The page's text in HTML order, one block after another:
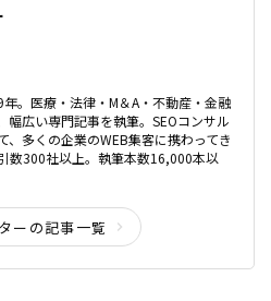
年。医療・法律・M＆A・不動産・金融
幅広い専門記事を執筆。SEOコンサル
、多くの企業のWEB集客に携わってき
数300社以上。執筆本数16,000本以
ーの記事一覧